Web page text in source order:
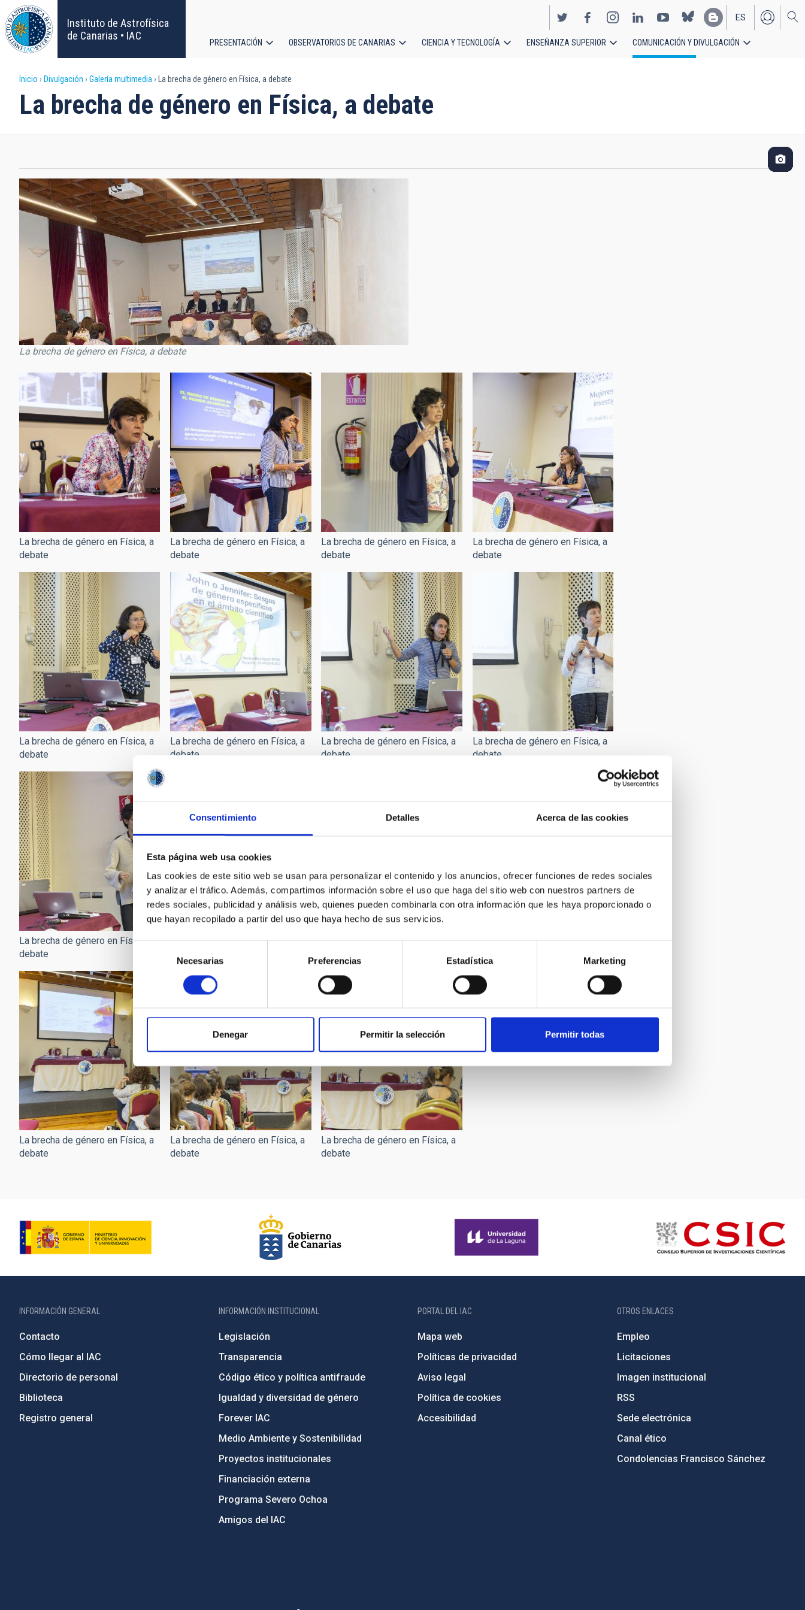
Consentimiento Detalles Acerca de las cookies
Esta página web usa cookies
Las cookies de este sitio web se usan para personalizar el contenido y los anuncios, ofrecer funciones de redes sociales
y analizar el tráfico. Además, compartimos información sobre el uso que haga del sitio web con nuestros partners de
redes sociales, publicidad y análisis web, quienes pueden combinarla con otra información que les haya proporcionado o
que hayan recopilado a partir del uso que haya hecho de sus servicios.
consentimiento
Necesarias Preferencias Estadística Marketing
Denegar Permitir la selección Permitir todas
Pasar
al
contenido
principal
Instituto de Astrofísica
de Canarias • IAC
EN
ES
principal
PRESENTACIÓN OBSERVATORIOS DE CANARIAS CIENCIA Y TECNOLOGÍA ENSEÑANZA SUPERIOR COMUNICACIÓN Y DIVULGACIÓN
Sobrescribir
enlaces
ayuda
a
la
navegación
Inicio Divulgación Galería multimedia La brecha de género en Física, a debate
La brecha de género en Física, a debate
La brecha de género en Física, a debate
La brecha de género en Física, a
debate
La brecha de género en Física, a
debate
La brecha de género en Física, a
debate
La brecha de género en Física, a
debate
La brecha de género en Física, a
debate
La brecha de género en Física, a
debate
La brecha de género en Física, a
debate
La brecha de género en Física, a
debate
La brecha de género en Física, a
debate
La brecha de género en Física, a
La brecha de género en Física, a
La brecha de género en Física, a
debate
La brecha de género en Física, a
debate
La brecha de género en Física, a
debate
La brecha de género en Física, a
debate
INFORMACIÓN GENERAL
Contacto
Cómo llegar al IAC
Directorio de personal
Biblioteca
Registro general
INFORMACIÓN INSTITUCIONAL
Legislación
Transparencia
Código ético y política antifraude
Igualdad y diversidad de género
Forever IAC
Medio Ambiente y Sostenibilidad
Proyectos institucionales
Financiación externa
Programa Severo Ochoa
Amigos del IAC
PORTAL DEL IAC
Mapa web
Políticas de privacidad
Aviso legal
Política de cookies
Accesibilidad
OTROS ENLACES
Empleo
Licitaciones
Imagen institucional
RSS
Sede electrónica
Canal ético
Condolencias Francisco Sánchez